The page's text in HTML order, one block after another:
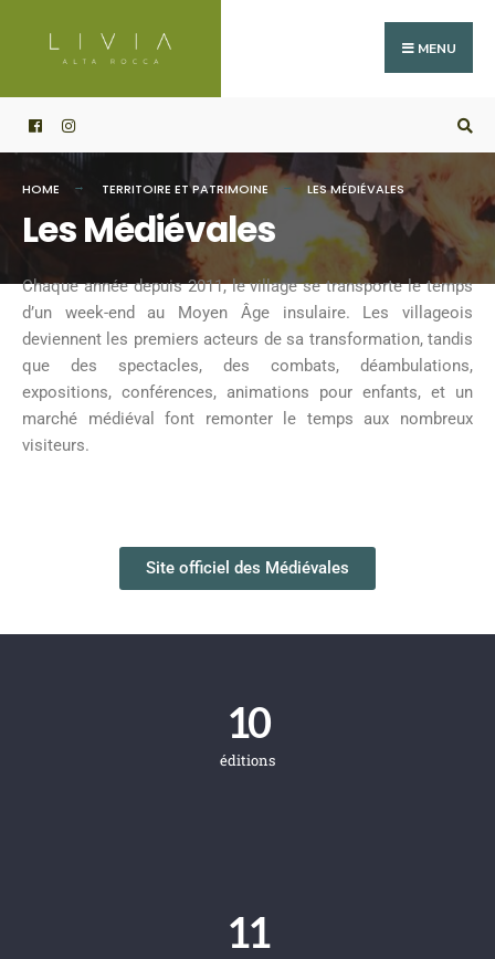
MENU
HOME TERRITOIRE ET PATRIMOINE LES MÉDIÉVALES
Les Médiévales
Chaque année depuis 2011, le village se transporte le temps
d’un week-end au Moyen Âge insulaire. Les villageois
deviennent les premiers acteurs de sa transformation, tandis
que des spectacles, des combats, déambulations,
expositions, conférences, animations pour enfants, et un
marché médiéval font remonter le temps aux nombreux
visiteurs.
Site officiel des Médiévales
éditions
10
11